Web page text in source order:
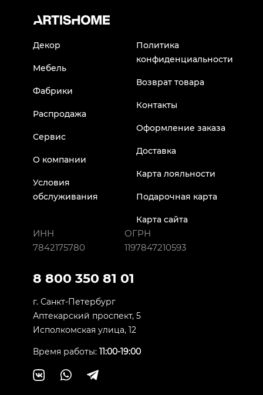
Декор
Мебель
Фабрики
Распродажа
Сервис
О компании
Условия
обслуживания
Политика
конфиденциальности
Возврат товара
Контакты
Оформление заказа
Доставка
Карта лояльности
Подарочная карта
Карта сайта
ИНН
7842175780
ОГРН
1197847210593
8 800 350 81 01
г. Санкт-Петербург
Аптекарский проспект, 5
Исполкомская улица, 12
Время работы: 11:00-19:00